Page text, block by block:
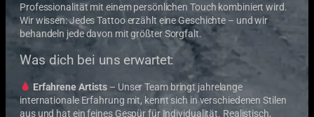
Professionalität mit einem persönlichen Touch kombiniert wird.
Wir wissen: Jedes Tattoo erzählt eine Geschichte – und wir
behandeln jede davon mit größter Sorgfalt.
Was dich bei uns erwartet:
Erfahrene Artists – Unser Team bringt jahrelange
internationale Erfahrung mit, kennt sich in verschiedenen Stilen
aus und hat ein feines Gespür für Individualität. Realistisch,